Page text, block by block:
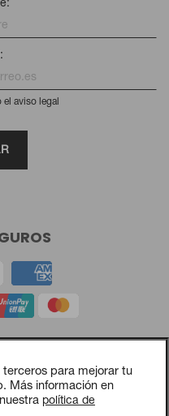
el aviso legal
para mejorar tu
Más información en
política de